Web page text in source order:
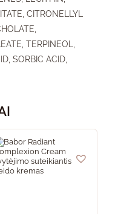
CITRONELLYL
TERPINEOL,
SORBIC ACID,